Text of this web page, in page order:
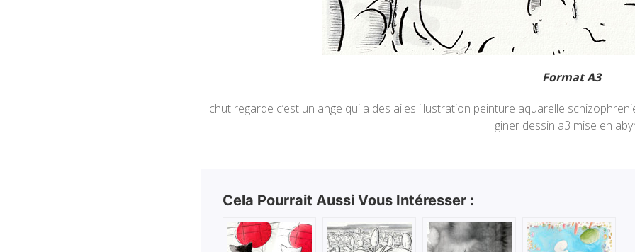
Format A3
chut regarde c’est un ange qui a des ailes illustration peinture aquarelle
giner dessin a3 mise en
Cela Pourrait Aussi Vous Intéresser :